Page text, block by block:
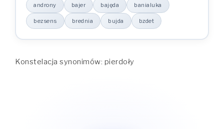
androny bajer bajęda banialuka
bezsens brednia bujda bzdet
Konstelacja synonimów: pierdoły